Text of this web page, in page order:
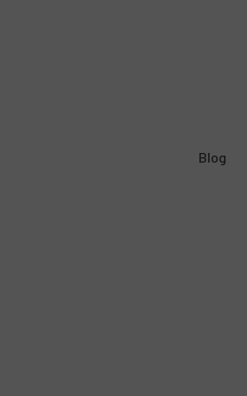
Blog